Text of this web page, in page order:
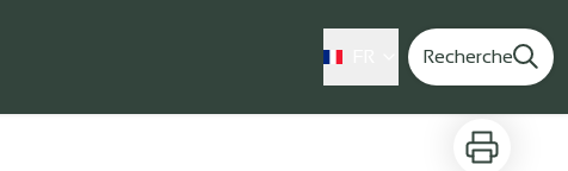
Recherche
Imprimer